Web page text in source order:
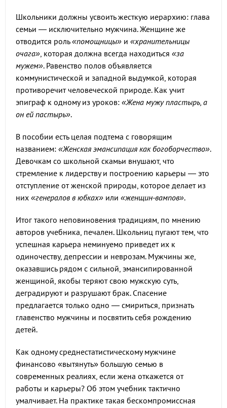
Школьники должны усвоить жесткую иерархию: глава
семьи — исключительно мужчина. Женщине же
отводится роль«помощницы» и «хранительницы
очага», которая должна всегда находиться «за
мужем». Равенство полов объявляется
коммунистической и западной выдумкой, которая
противоречит человеческой природе. Как учит
эпиграф к одному из уроков: «Жена мужу пластырь, а
он ей пастырь».
В пособии есть целая подтема с говорящим
названием: «Женская эмансипация как богоборчество».
Девочкам со школьной скамьи внушают, что
стремление к лидерству и построению карьеры — это
отступление от женской природы, которое делает из
них «генералов в юбках» или «женщин-вампов».
Итог такого неповиновения традициям, по мнению
авторов учебника, печален. Школьниц пугают тем, что
успешная карьера неминуемо приведет их к
одиночеству, депрессии и неврозам. Мужчины же,
оказавшись рядом с сильной, эмансипированной
женщиной, якобы теряют свою мужскую суть,
деградируют и разрушают брак. Спасение
предлагается только одно — смириться, признать
главенство мужчины и посвятить себя рождению
детей.
Как одному среднестатистическому мужчине
финансово «вытянуть» большую семью в
современных реалиях, если жена откажется от
работы и карьеры? Об этом учебник тактично
умалчивает. На практике такая бескомпромиссная